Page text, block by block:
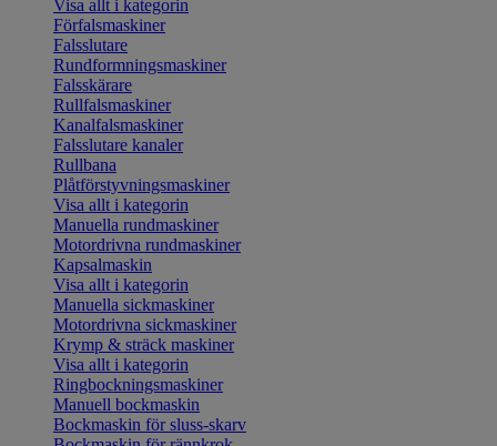
Visa allt i kategorin
Förfalsmaskiner
Falsslutare
Rundformningsmaskiner
Falsskärare
Rullfalsmaskiner
Kanalfalsmaskiner
Falsslutare kanaler
Rullbana
Plåtförstyvningsmaskiner
Visa allt i kategorin
Manuella rundmaskiner
Motordrivna rundmaskiner
Kapsalmaskin
Visa allt i kategorin
Manuella sickmaskiner
Motordrivna sickmaskiner
Krymp & sträck maskiner
Visa allt i kategorin
Ringbockningsmaskiner
Manuell bockmaskin
Bockmaskin för sluss-skarv